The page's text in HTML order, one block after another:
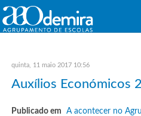
quinta, 11 maio 2017 10:56
Auxílios Económicos
Publicado em A acontecer no